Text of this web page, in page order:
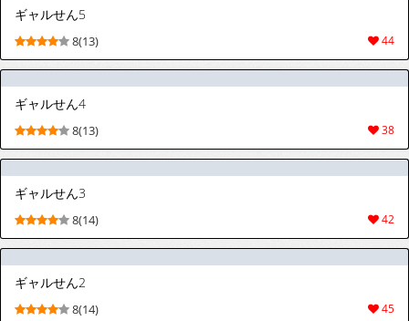
ギャルせん5
44
8(13)
ギャルせん4
38
8(13)
ギャルせん3
42
8(14)
ギャルせん2
45
8(14)